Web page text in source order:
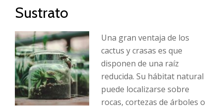
Sustrato
Una gran ventaja de los
cactus y crasas es que
disponen de una raíz
reducida. Su hábitat natural
puede localizarse sobre
rocas, cortezas de árboles o